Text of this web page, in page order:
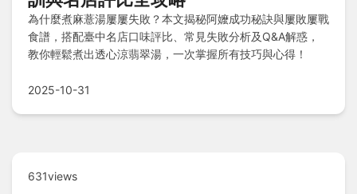
為什麼煮麻薏湯屢屢失敗？本文揭秘阿嬤成功秘訣與屢敗屢戰
食譜，搭配臺中名店口味評比、常見失敗分析及Q&A解惑，
教你輕鬆煮出透心涼翡翠湯，一次掌握所有技巧與心得！
2025-10-31
631views